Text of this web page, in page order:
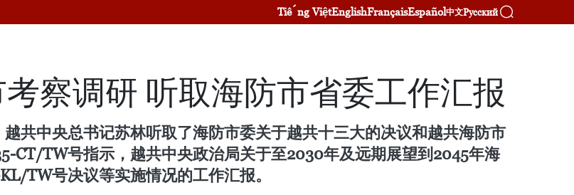
Tiếng ViệtEnglishFrançaisEspañol中文Русский
察调研 听取海防市省委工作汇报
共中央总书记苏林听取了海防市委关于越共十三大的决议和越共海防市
CT/TW号指示，越共中央政治局关于至2030年及远期展望到2045年海
TW号决议等实施情况的工作汇报。